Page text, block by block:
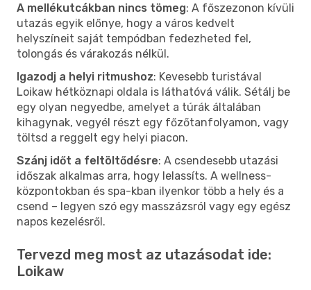
A mellékutcákban nincs tömeg: A főszezonon kívüli
utazás egyik előnye, hogy a város kedvelt
helyszíneit saját tempódban fedezheted fel,
tolongás és várakozás nélkül.
Igazodj a helyi ritmushoz: Kevesebb turistával
Loikaw hétköznapi oldala is láthatóvá válik. Sétálj be
egy olyan negyedbe, amelyet a túrák általában
kihagynak, vegyél részt egy főzőtanfolyamon, vagy
töltsd a reggelt egy helyi piacon.
Szánj időt a feltöltődésre: A csendesebb utazási
időszak alkalmas arra, hogy lelassíts. A wellness-
központokban és spa-kban ilyenkor több a hely és a
csend – legyen szó egy masszázsról vagy egy egész
napos kezelésről.
Tervezd meg most az utazásodat ide:
Loikaw